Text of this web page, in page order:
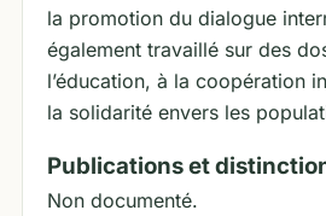
la promotion du dialogue
également travaillé sur des
l’éducation, à la coopération
la solidarité envers les
Publications et
Non documenté.